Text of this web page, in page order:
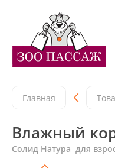
Главная
Влажный
Солид Натура для